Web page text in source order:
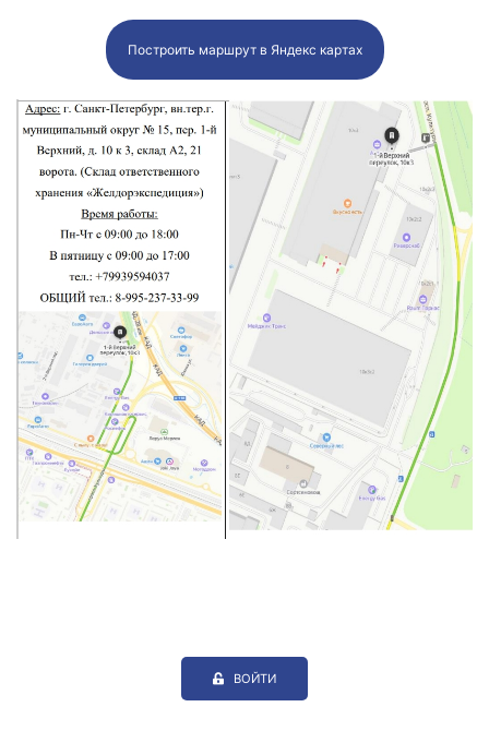
Построить маршрут в Яндекс картах
ВОЙТИ